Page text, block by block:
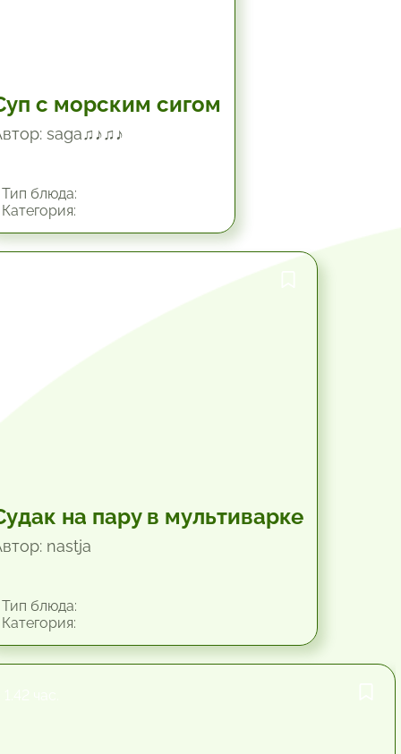
с морским сигом
saga♫♪♫♪
блюда:
на пару в мультиварке
nastja
блюда: